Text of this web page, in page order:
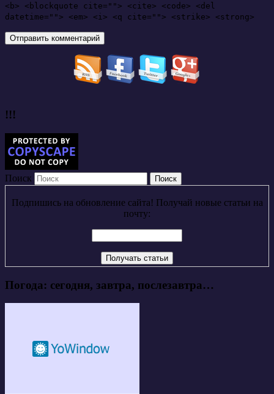
<b> <blockquote cite=""> <cite> <code> <del
datetime=""> <em> <i> <q cite=""> <strike> <strong>
!!!
Поиск
Подпишись на обновление сайта! Получай новые статьи на
почту:
Погода: сегодня, завтра, послезавтра…